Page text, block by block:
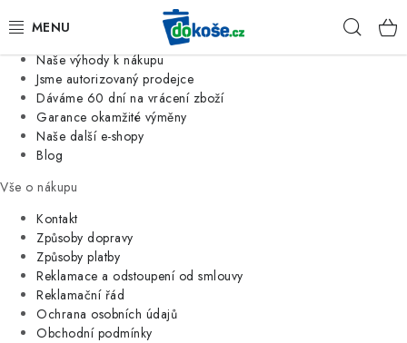
Jsme tradiční česká firma
Naše výhody k nákupu
Jsme autorizovaný prodejce
Dáváme 60 dní na vrácení zboží
Garance okamžité výměny
Naše další e-shopy
Blog
Vše o nákupu
Kontakt
Způsoby dopravy
Způsoby platby
Reklamace a odstoupení od smlouvy
Reklamační řád
Ochrana osobních údajů
Obchodní podmínky
KOŠE
SÁČKY
KUCHYNĚ
ORGANIZACE
DOMÁCNOST